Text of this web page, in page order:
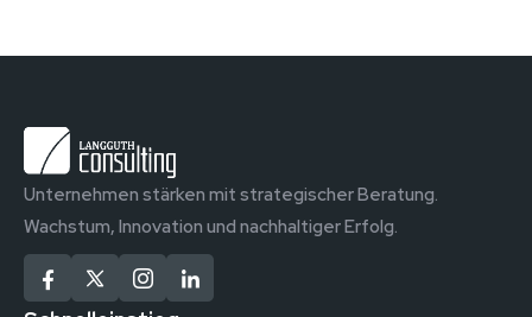
Unternehmen stärken mit strategischer Beratung.
Wachstum, Innovation und nachhaltiger Erfolg.